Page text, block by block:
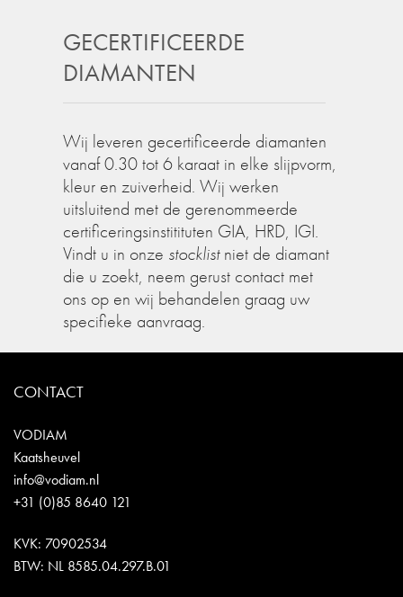
GECERTIFICEERDE
DIAMANTEN
Wij leveren gecertificeerde diamanten
vanaf 0.30 tot 6 karaat in elke slijpvorm,
kleur en zuiverheid. Wij werken
uitsluitend met de gerenommeerde
certificeringsinstitituten GIA, HRD, IGI.
Vindt u in onze stocklistniet de diamant
die u zoekt, neem gerust contact met
ons op en wij behandelen graag uw
specifieke aanvraag.
CONTACT
VODIAM
Kaatsheuvel
info@vodiam.nl
+31 (0)85 8640 121
KVK: 70902534
BTW: NL 8585.04.297.B.01